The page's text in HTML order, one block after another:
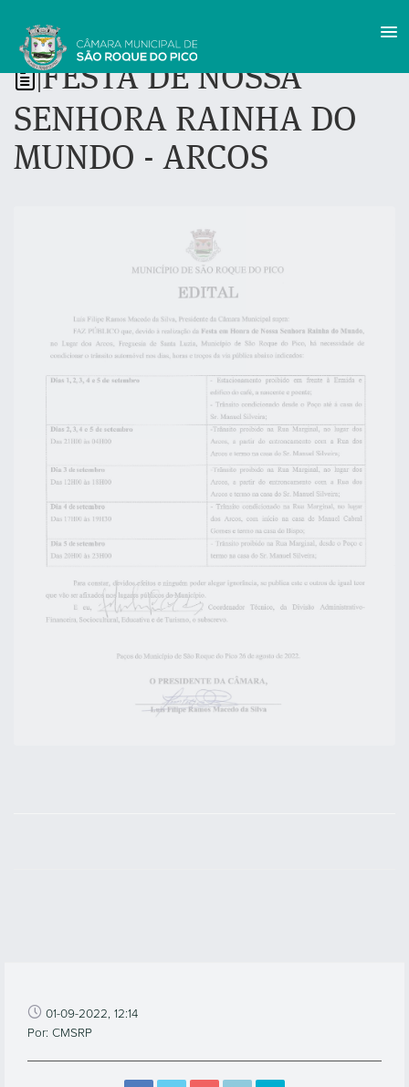
FESTA DE NOSSA
SENHORA RAINHA DO
MUNDO - ARCOS
01-09-2022, 12:14
Por: CMSRP